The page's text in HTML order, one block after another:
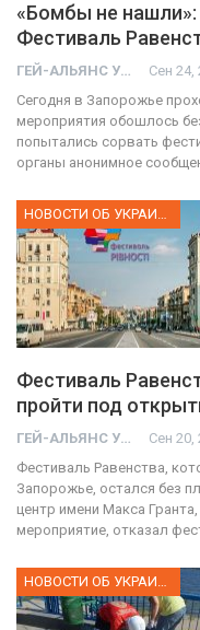
«Бомбы не
Фестиваль
ГЕЙ-АЛЬЯНС УКРАИНА Сен 24,
Сегодня в Запорожье
мероприятия обошлось
попытались сорвать
органы анонимное
НОВОСТИ ОБ УКРАИНЕ
Фестиваль
пройти под
ГЕЙ-АЛЬЯНС УКРАИНА Сен 20,
Фестиваль Равенства,
Запорожье, остался без
центр имени Макса
мероприятие, отказал